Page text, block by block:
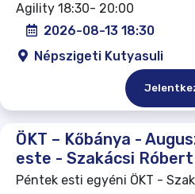
Agility 18:30- 20:00
2026-08-13 18:30
Népszigeti Kutyasuli
ÖKT – Kőbánya -
este - Szakácsi Róbert
Péntek esti egyéni ÖKT -